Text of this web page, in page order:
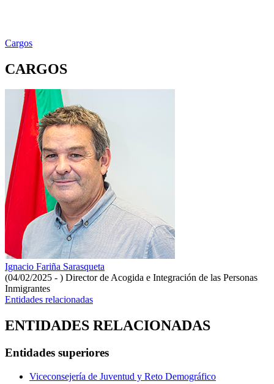
Cargos
CARGOS
Ignacio Fariña Sarasqueta
(04/02/2025 - ) Director de Acogida e Integración de las Personas
Inmigrantes
Entidades relacionadas
ENTIDADES RELACIONADAS
Entidades superiores
Viceconsejería de Juventud y Reto Demográfico